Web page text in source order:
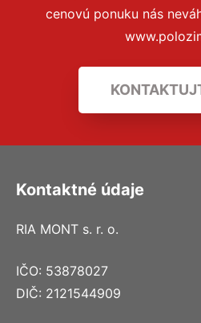
cenovú ponuku nás
Kontaktné údaje
RIA MONT s. r. o.
IČO: 53878027
DIČ: 2121544909